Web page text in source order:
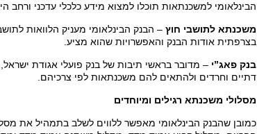
הבינלאומי למשכנתאות תוכלו למצוא מידע כלכלי עדכני ורחב
משכנתא לתושבי חוץ – הבנק הבינלאומי מעניק הלוואות
בצרפתית אודות הבנק והאפשרויות שהוא מציע.
בנק פאג”י – מדובר בראשי תיבות של בנק פועלי אגודת
דתיים וחרדים ולהתאים להם משכנתאות לפי צרכיהם.
מסלולי משכנתא רגילים ומיוחדים
כמובן שהבנק הבינלאומי מאפשר ללווים לשלב בתמהיל את